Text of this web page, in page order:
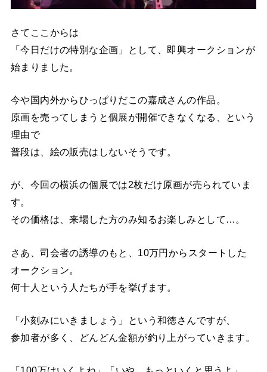
さてここからは
「今日だけの特別な企画」として、即興オークションが
始まりました。
今や国内外からひっぱりだこの嘉成さんの作品。
原画を売ってしまうと個展が開催できなくなる、という
理由で
普段は、絵の販売はしないそうです。
が、今回の横浜の個展では2枚だけ原画が売られていま
す。
その価格は、来場した方のみ知るお楽しみとして…。
さあ、司会者の誘導のもと、10万円からスタートした
オークション。
何十人という人たちが手を挙げます。
「小刻みにいきましょう」という和徳さんですが、
参加者が多く、どんどん金額が釣り上がっていきます。